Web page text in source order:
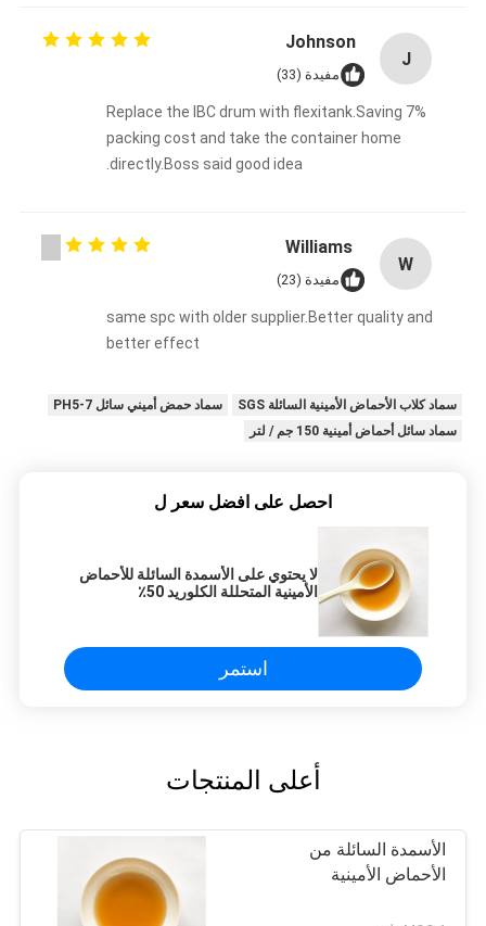
J
Johnson
مفيدة (33)
Replace the IBC drum with flexitank.Saving 7%
packing cost and take the container home
directly.Boss said good idea.
W
Williams
مفيدة (23)
same spc with older supplier.Better quality and
better effect
سماد كلاب الأحماض الأمينية السائلة SGS
سماد حمض أميني سائل PH5-7
سماد سائل أحماض أمينية 150 جم / لتر
احصل على افضل سعر ل
لا يحتوي على الأسمدة السائلة للأحماض
الأمينية المتحللة الكلوريد 50٪
استمر
أعلى المنتجات
الأسمدة السائلة من
الأحماض الأمينية